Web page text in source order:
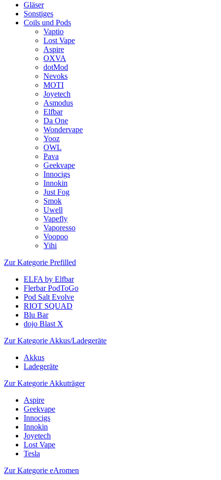
Gläser
Sonstiges
Coils und Pods
Vaptio
Lost Vape
Aspire
OXVA
dotMod
Nevoks
MOTI
Joyetech
Asmodus
Elfbar
Da One
Wondervape
Yooz
OWL
Pava
Geekvape
Innocigs
Innokin
Just Fog
Smok
Uwell
Vapefly
Vaporesso
Voopoo
Yihi
Zur Kategorie Prefilled
ELFA by Elfbar
Flerbar PodToGo
Pod Salt Evolve
RIOT SQUAD
Blu Bar
dojo Blast X
Zur Kategorie Akkus/Ladegeräte
Akkus
Ladegeräte
Zur Kategorie Akkuträger
Aspire
Geekvape
Innocigs
Innokin
Joyetech
Lost Vape
Tesla
Zur Kategorie eAromen